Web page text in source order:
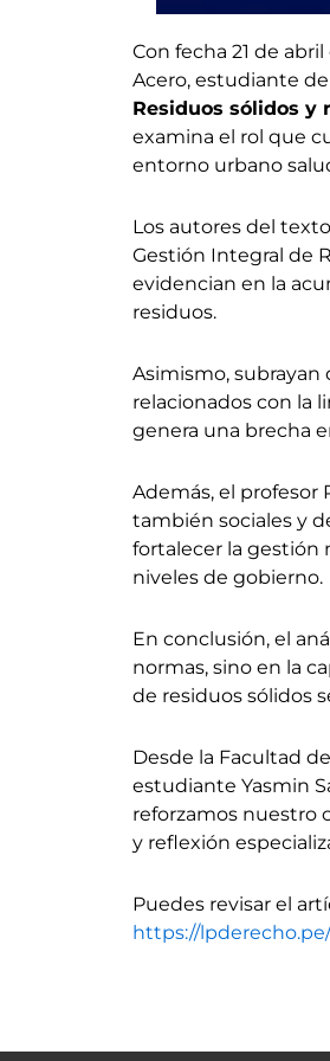
Con fecha 21 de
Acero, estudiante
Residuos sólidos y
examina el rol que
entorno urbano
Los autores del
Gestión Integral de
evidencian en la
residuos.
Asimismo,
relacionados con la
genera una brecha
Además, el
también sociales y
fortalecer la gestión
niveles de gobierno.
En conclusión, el
normas, sino en la
de residuos sólidos
Desde la Facultad
estudiante Yasmin
reforzamos nuestro
y reflexión
Puedes revisar el
https://